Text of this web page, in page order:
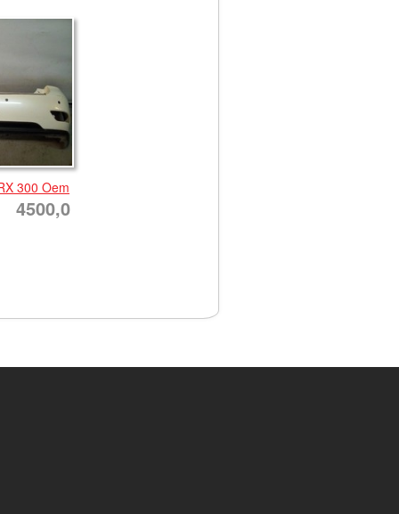
300 Oem
4500,0